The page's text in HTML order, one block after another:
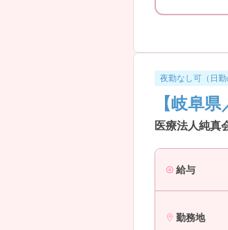
夜勤なし可（日勤
【岐阜
医療法人純真
給与
勤務地